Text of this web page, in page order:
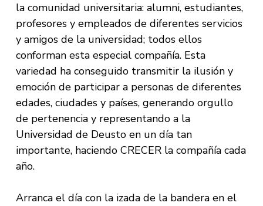
la comunidad universitaria: alumni, estudiantes,
profesores y empleados de diferentes servicios
y amigos de la universidad; todos ellos
conforman esta especial compañía. Esta
variedad ha conseguido transmitir la ilusión y
emoción de participar a personas de diferentes
edades, ciudades y países, generando orgullo
de pertenencia y representando a la
Universidad de Deusto en un día tan
importante, haciendo CRECER la compañía cada
año.
Arranca el día con la izada de la bandera en el